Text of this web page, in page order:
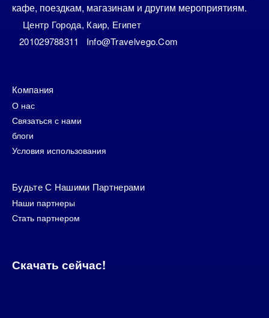
кафе, поездкам, магазинам и другим мероприятиям.
Центр Города, Каир, Египет
201029788311
Info@travelvego.com
Компания
О нас
Связаться с нами
блоги
Условия использования
Будьте С Нашими Партнерами
Наши партнеры
Стать партнером
Скачать сейчас!